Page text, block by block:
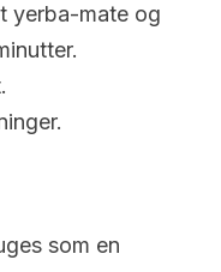
yerba-mate og
som en